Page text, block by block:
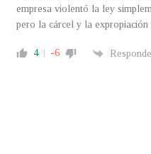
empresa violentó la ley
pero la cárcel y la expropiación
4 -6